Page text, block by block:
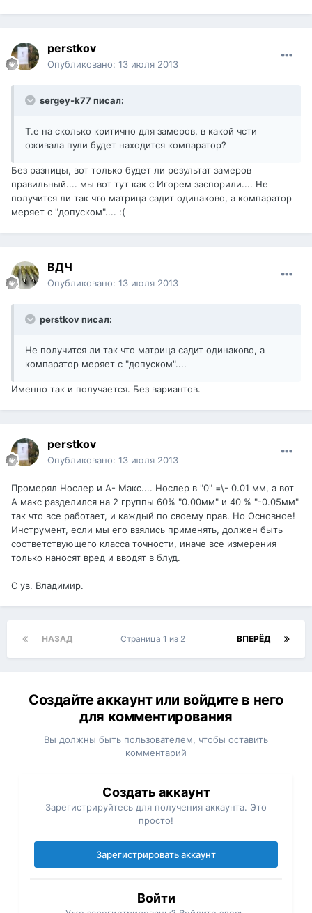
perstkov
Опубликовано: 13 июля 2013
sergey-k77 писал:
Т.е на сколько критично для замеров, в какой чсти
оживала пули будет находится компаратор?
Без разницы, вот только будет ли результат замеров
правильный.... мы вот тут как с Игорем заспорили.... Не
получится ли так что матрица садит одинаково, а компаратор
меряет с "допуском".... :(
ВДЧ
Опубликовано: 13 июля 2013
perstkov писал:
Не получится ли так что матрица садит одинаково, а
компаратор меряет с "допуском"....
Именно так и получается. Без вариантов.
perstkov
Опубликовано: 13 июля 2013
Промерял Нослер и А- Макс.... Нослер в "0" =\- 0.01 мм, а вот
А макс разделился на 2 группы 60% "0.00мм" и 40 % "-0.05мм"
так что все работает, и каждый по своему прав. Но Основное!
Инструмент, если мы его взялись применять, должен быть
соответствующего класса точности, иначе все измерения
только наносят вред и вводят в блуд.
С ув. Владимир.
НАЗАД ВПЕРЁД
Страница 1 из 2
Создайте аккаунт или войдите в него
для комментирования
Вы должны быть пользователем, чтобы оставить
комментарий
Создать аккаунт
Зарегистрируйтесь для получения аккаунта. Это
просто!
Зарегистрировать аккаунт
Войти